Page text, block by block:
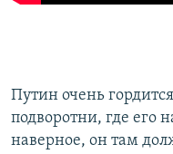
Путин очень
подворотни, где его
наверное, он там